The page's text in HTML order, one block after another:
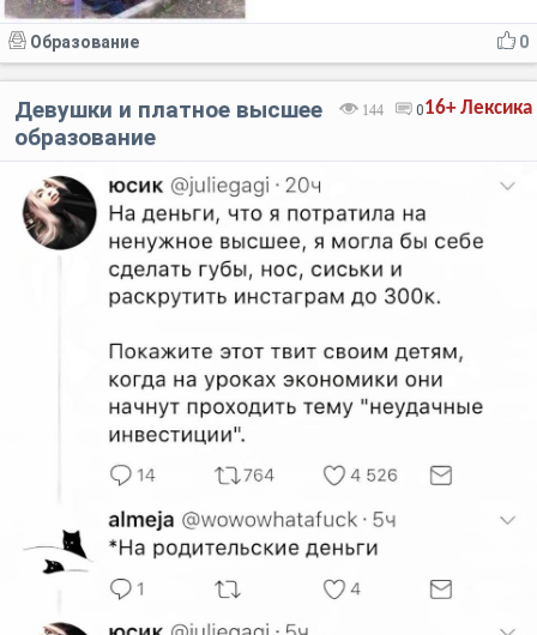
0
Образование
Лексика
16+
144 0
Девушки и платное высшее
образование